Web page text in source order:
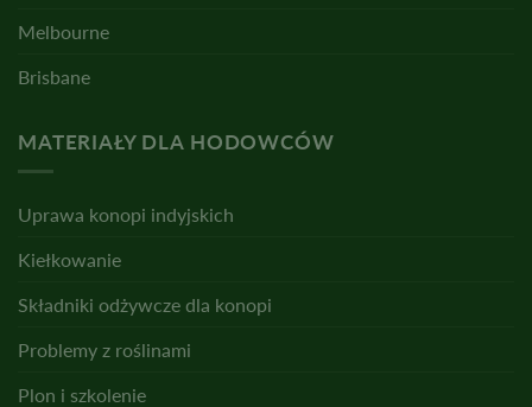
Melbourne
Brisbane
MATERIAŁY DLA HODOWCÓW
Uprawa konopi indyjskich
Kiełkowanie
Składniki odżywcze dla konopi
Problemy z roślinami
Plon i szkolenie